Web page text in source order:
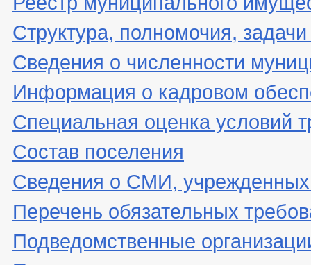
Структура, полномочия,
Сведения о численности
Информация о кадровом
Специальная оценка условий
Состав поселения
Сведения о СМИ,
Перечень обязательных
Подведомственные